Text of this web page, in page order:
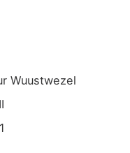
Wuustwezel